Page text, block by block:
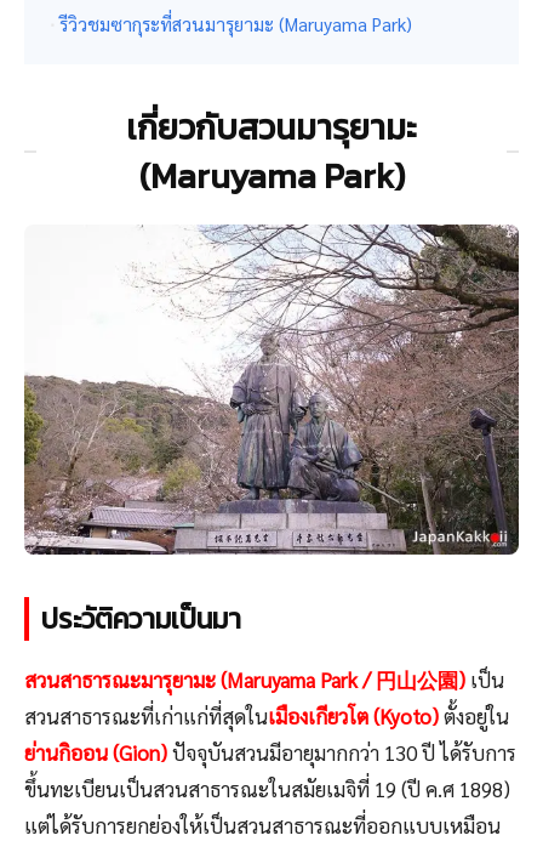
รีวิวชมซากุระที่สวนมารุยามะ (Maruyama Park)
เกี่ยวกับสวนมารุยามะ
(Maruyama Park)
ประวัติความเป็นมา
สวนสาธารณะมารุยามะ (Maruyama Park / 円山公園) เป็น
สวนสาธารณะที่เก่าแก่ที่สุดในเมืองเกียวโต (Kyoto)ตั้งอยู่ใน
ย่านกิออน (Gion)ปัจจุบันสวนมีอายุมากกว่า 130 ปี ได้รับการ
ขึ้นทะเบียนเป็นสวนสาธารณะในสมัยเมจิที่ 19 (ปี ค.ศ 1898)
แต่ได้รับการยกย่องให้เป็นสวนสาธารณะที่ออกแบบเหมือน